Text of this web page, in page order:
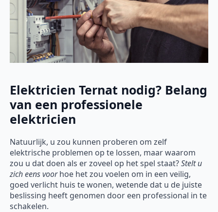
Elektricien Ternat nodig? Belang
van een professionele
elektricien
Natuurlijk, u zou kunnen proberen om zelf
elektrische problemen op te lossen, maar waarom
zou u dat doen als er zoveel op het spel staat?Stelt u
zich eens voorhoe het zou voelen om in een veilig,
goed verlicht huis te wonen, wetende dat u de juiste
beslissing heeft genomen door een professional in te
schakelen.